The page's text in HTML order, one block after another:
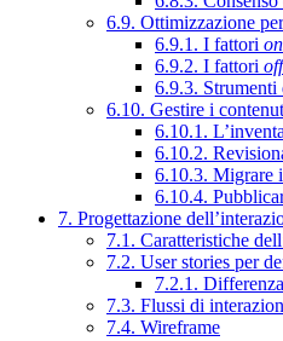
6.9. Ottimizzazione
6.9.1. I fattori
6.9.2. I fattori
6.9.3. Strumenti
6.10. Gestire i
6.10.1.
6.10.2.
6.10.3. Migrare
6.10.4.
7. Progettazione
7.1. Caratteristiche
7.2. User stories per
7.2.1.
7.3. Flussi di
7.4. Wireframe